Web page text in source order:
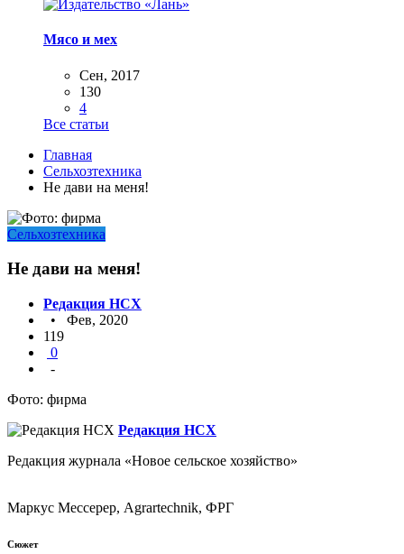
Мясо и мех
Сен, 2017
130
4
Все статьи
Главная
Сельхозтехника
Не дави на меня!
Сельхозтехника
Не дави на меня!
Редакция НСХ
• Фев, 2020
119
0
-
Фото: фирма
Редакция НСХ
Редакция журнала «Новое сельское хозяйство»
Маркус Мессерер, Agrartechnik, ФРГ
Сюжет